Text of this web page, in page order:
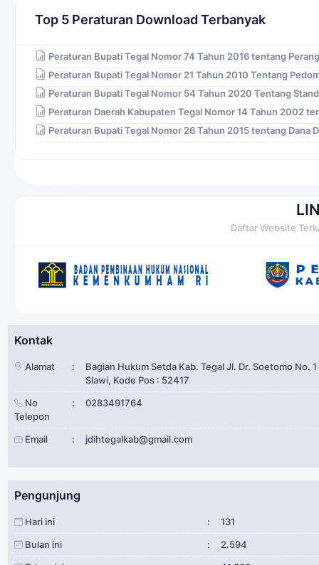
Top 5 Peraturan Download Terbanyak
Peraturan Bupati Tegal Nomor 74 Tahun 2016 tentang
Peraturan Bupati Tegal Nomor 21 Tahun 2010 Tentang
Peraturan Bupati Tegal Nomor 54 Tahun 2020 Tentang
Peraturan Daerah Kabupaten Tegal Nomor 14 Tahun 2002
Peraturan Bupati Tegal Nomor 26 Tahun 2015 tentang Dana
Daftar Website
Kontak
Alamat :
Bagian Hukum Setda Kab. Tegal Jl. Dr. Soetomo No. 1
Slawi, Kode Pos : 52417
No
Telepon
: 0283491764
Email : jdihtegalkab@gmail.com
Pengunjung
Hari ini : 131
Bulan ini : 2.594